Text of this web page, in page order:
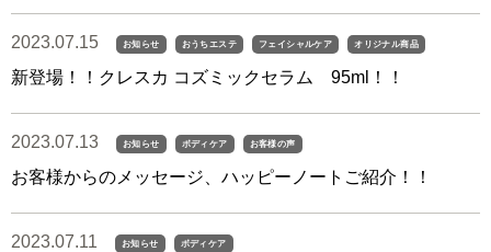
2023.07.15 お知らせ おうちエステ フェイシャルケア オリジナル商品
新登場！！クレスカ コズミックセラム 95ml！！
2023.07.13 お知らせ ボディケア お客様の声
お客様からのメッセージ、ハッピーノートご紹介！！
2023.07.11 お知らせ ボディケア